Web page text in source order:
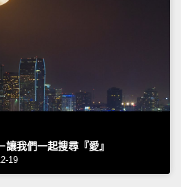
我們一起搜尋『愛』
19